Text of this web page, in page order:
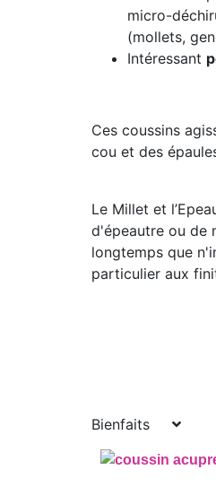
micro-
(mollets,
Intéressant
Ces coussins
cou et des
Le Millet et
d'épeautre ou de
longtemps que
particulier aux
Bienfaits